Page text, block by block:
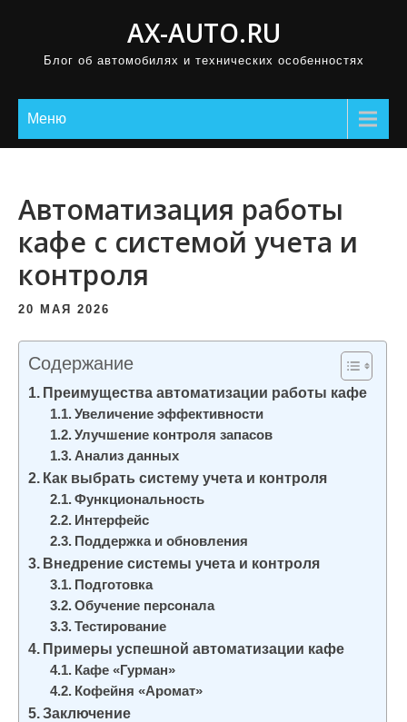
AX-AUTO.RU
Блог об автомобилях и технических особенностях
Меню
Автоматизация работы
кафе с системой учета и
контроля
20 МАЯ 2026
Содержание
Преимущества автоматизации работы кафе
Увеличение эффективности
Улучшение контроля запасов
Анализ данных
Как выбрать систему учета и контроля
Функциональность
Интерфейс
Поддержка и обновления
Внедрение системы учета и контроля
Подготовка
Обучение персонала
Тестирование
Примеры успешной автоматизации кафе
Кафе «Гурман»
Кофейня «Аромат»
Заключение